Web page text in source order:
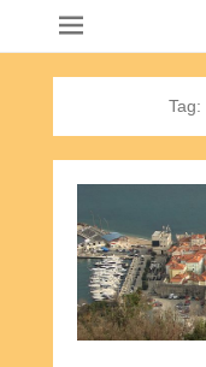
Tag: